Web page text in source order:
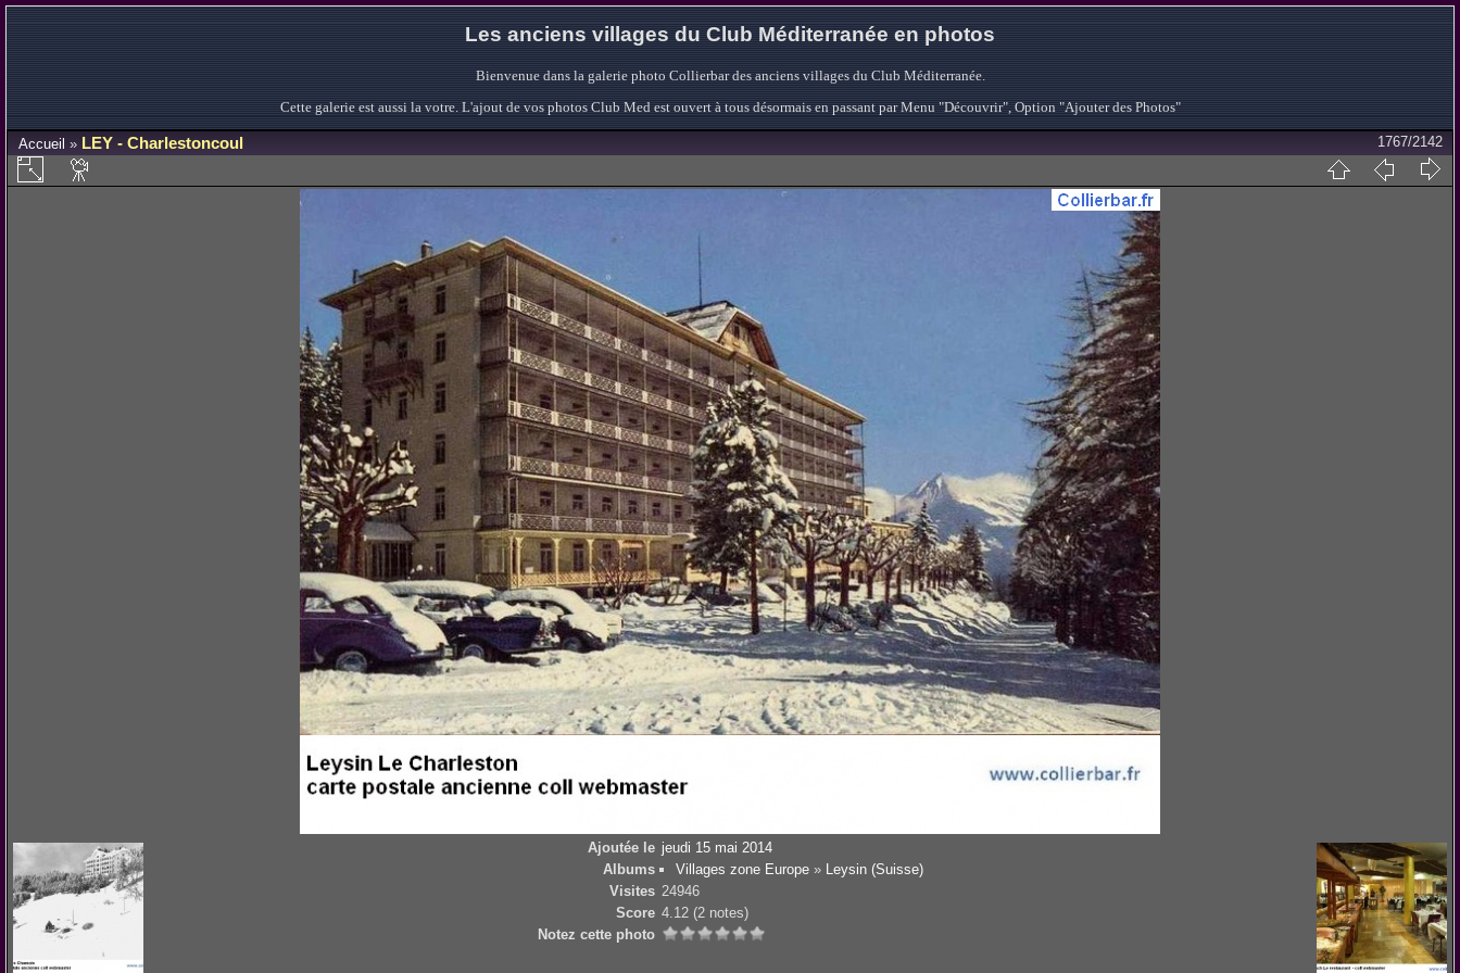
Les anciens villages du Club Méditerranée en photos
Bienvenue dans la galerie photo Collierbar des anciens villages du Club Méditerranée.
Cette galerie est aussi la votre. L'ajout de vos photos Club Med est ouvert à tous désormais en passant par Menu "Découvrir", Option "Ajouter des Photos"
Accueil » LEY - Charlestoncoul 1767/2142
Ajoutée le jeudi 15 mai 2014
Albums
Villages zone Europe» Leysin (Suisse)
Visites 24946
Score 4.12 (2 notes)
Notez cette photo